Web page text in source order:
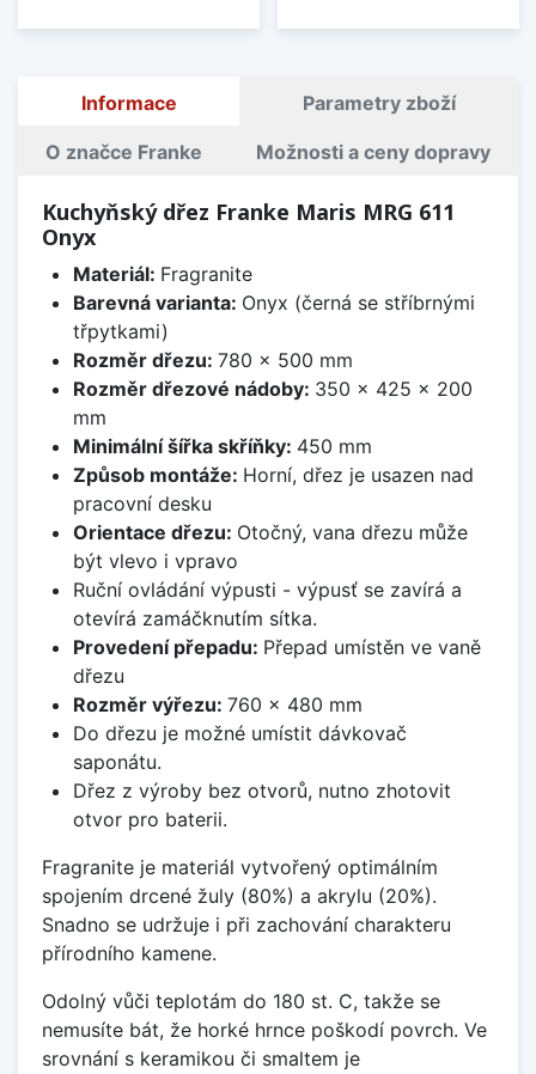
Informace Parametry zboží
O značce Franke Možnosti a ceny dopravy
Kuchyňský dřez Franke Maris MRG 611
Onyx
Materiál: Fragranite
Barevná varianta: Onyx (černá se stříbrnými
třpytkami)
Rozměr dřezu: 780 x 500 mm
Rozměr dřezové nádoby: 350 x 425 x 200
mm
Minimální šířka skříňky: 450 mm
Způsob montáže: Horní, dřez je usazen nad
pracovní desku
Orientace dřezu: Otočný, vana dřezu může
být vlevo i vpravo
Ruční ovládání výpusti - výpusť se zavírá a
otevírá zamáčknutím sítka.
Provedení přepadu: Přepad umístěn ve vaně
dřezu
Rozměr výřezu: 760 x 480 mm
Do dřezu je možné umístit dávkovač
saponátu.
Dřez z výroby bez otvorů, nutno zhotovit
otvor pro baterii.
Fragranite je materiál vytvořený optimálním
spojením drcené žuly (80%) a akrylu (20%).
Snadno se udržuje i při zachování charakteru
přírodního kamene.
Odolný vůči teplotám do 180 st. C, takže se
nemusíte bát, že horké hrnce poškodí povrch. Ve
srovnání s keramikou či smaltem je